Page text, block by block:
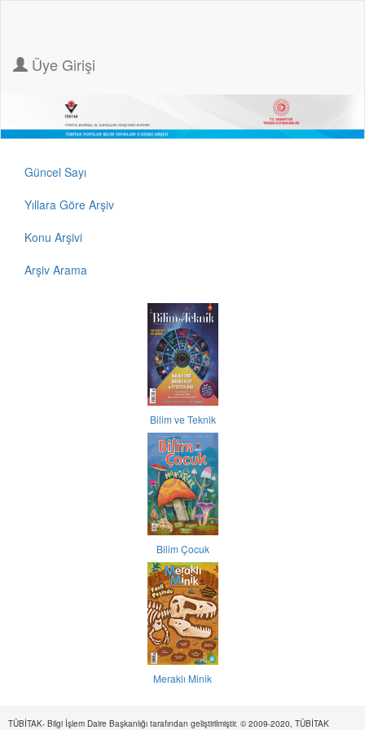
Üye Girişi
Güncel Sayı
Yıllara Göre Arşiv
Konu Arşivi
Arşiv Arama
Bilim ve Teknik
Bilim Çocuk
Meraklı Minik
TÜBİTAK- Bilgi İşlem Daire Başkanlığı tarafından geliştirilmiştir. © 2009-2020, TÜBİTAK